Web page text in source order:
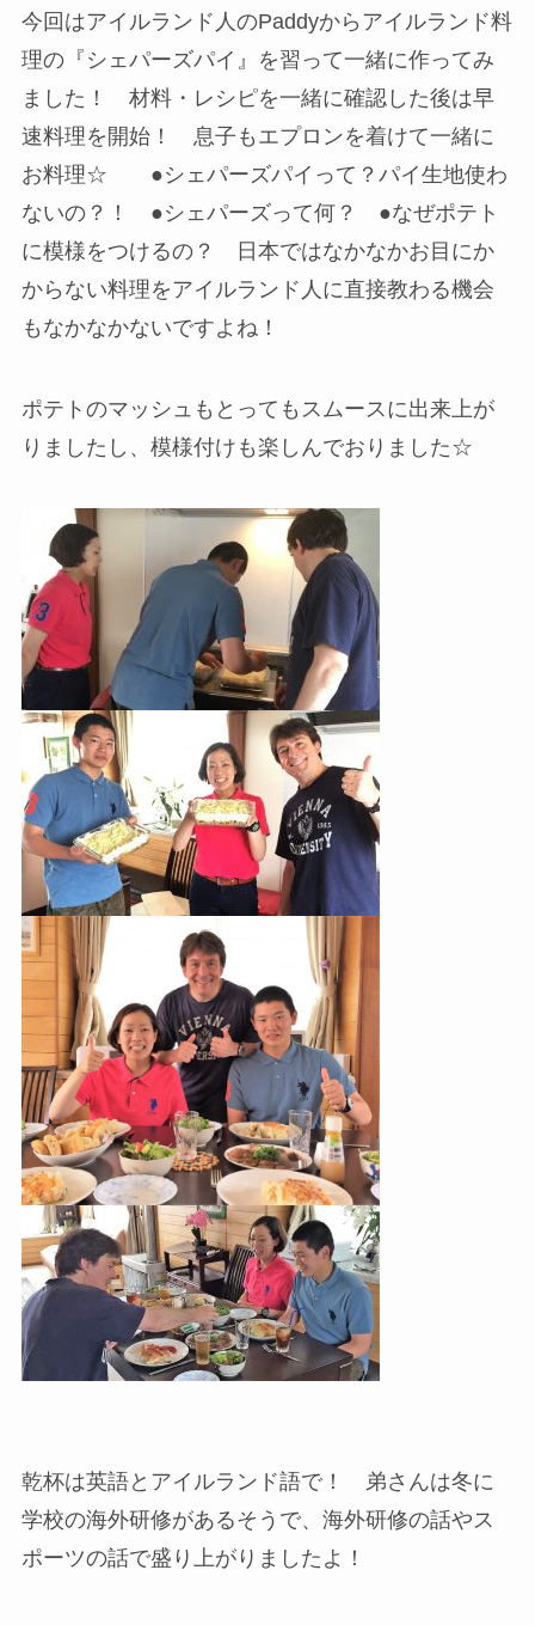
今回はアイルランド人のPaddyからアイルランド料
理の『シェパーズパイ』を習って一緒に作ってみ
ました！ 材料・レシピを一緒に確認した後は早
速料理を開始！ 息子もエプロンを着けて一緒に
お料理☆ ●シェパーズパイって？パイ生地使わ
ないの？！ ●シェパーズって何？ ●なぜポテト
に模様をつけるの？ 日本ではなかなかお目にか
からない料理をアイルランド人に直接教わる機会
もなかなかないですよね！
ポテトのマッシュもとってもスムースに出来上が
りましたし、模様付けも楽しんでおりました☆
乾杯は英語とアイルランド語で！ 弟さんは冬に
学校の海外研修があるそうで、海外研修の話やス
ポーツの話で盛り上がりましたよ！